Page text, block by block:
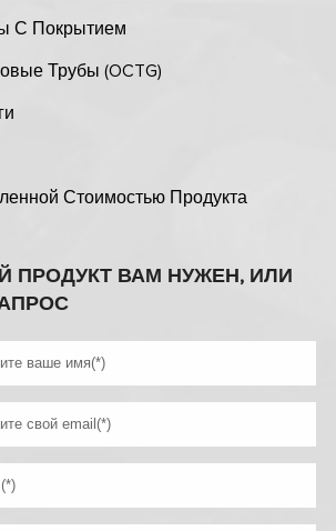
С Покрытием
Трубы (OCTG)
Стоимостью Продукта
ПРОДУКТ ВАМ НУЖЕН, ИЛИ